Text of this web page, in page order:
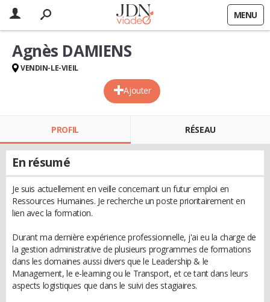
MENU
Ajouter
Agnès DAMIENS
VENDIN-LE-VIEIL
PROFIL RÉSEAU
En résumé
Je suis actuellement en veille concernant un futur emploi en
Ressources Humaines. Je recherche un poste prioritairement en
lien avec la formation.
Durant ma dernière expérience professionnelle, j'ai eu la charge de
la gestion administrative de plusieurs programmes de formations
dans les domaines aussi divers que le Leadership & le
Management, le e-learning ou le Transport, et ce tant dans leurs
aspects logistiques que dans le suivi des stagiaires.